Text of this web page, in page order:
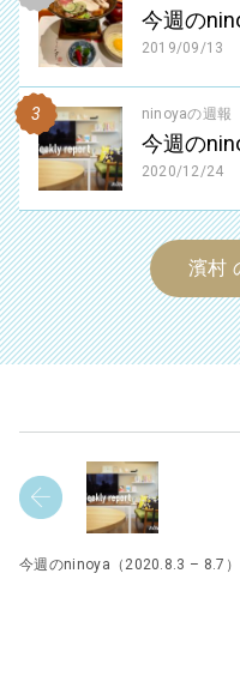
今週の
2019/09/13
ninoyaの週報
今週の
2020/12/24
濱村
今週のninoya（2020.8.3 – 8.7）